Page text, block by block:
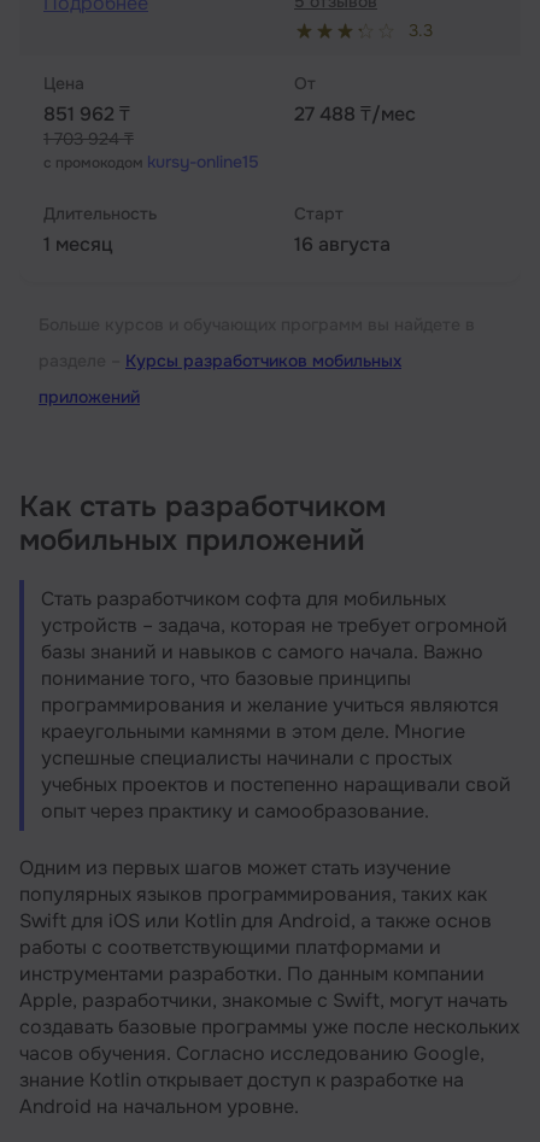
3.3
Цена
851 962 ₸
1 703 924 ₸
с промокодом kursy-online15
От
27 488 ₸/мес
Длительность
1 месяц
Старт
16 августа
Курсы разработчиков мобильных
приложений
Как стать разработчиком
мобильных приложений
Стать разработчиком софта для мобильных
устройств – задача, которая не требует огромной
базы знаний и навыков с самого начала. Важно
понимание того, что базовые принципы
программирования и желание учиться являются
краеугольными камнями в этом деле. Многие
успешные специалисты начинали с простых
учебных проектов и постепенно наращивали свой
опыт через практику и самообразование.
Одним из первых шагов может стать изучение
популярных языков программирования, таких как
Swift для iOS или Kotlin для Android, а также основ
работы с соответствующими платформами и
инструментами разработки. По данным компании
Apple, разработчики, знакомые с Swift, могут начать
создавать базовые программы уже после нескольких
часов обучения. Согласно исследованию Google,
знание Kotlin открывает доступ к разработке на
Android на начальном уровне.